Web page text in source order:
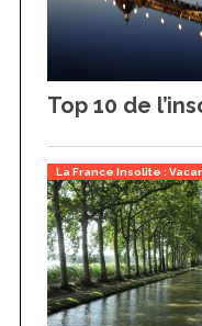
Top 10 de
La France Insolite :